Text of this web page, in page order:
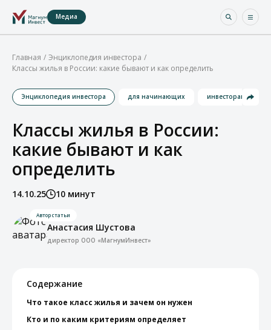
Медиа
Главная
Энциклопедия инвестора
Классы жилья в России: какие бывают и как определить
Энциклопедия инвестора для начинающих инвесторам
Классы жилья в России:
какие бывают и как
определить
14.10.25 10 минут
Автор статьи
Анастасия Шустова
директор ООО «МагнумИнвест»
Содержание
Что такое класс жилья и зачем он нужен
Кто и по каким критериям определяет